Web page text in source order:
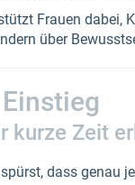
Frauen dabei,
über
kurze Zeit
dass genau